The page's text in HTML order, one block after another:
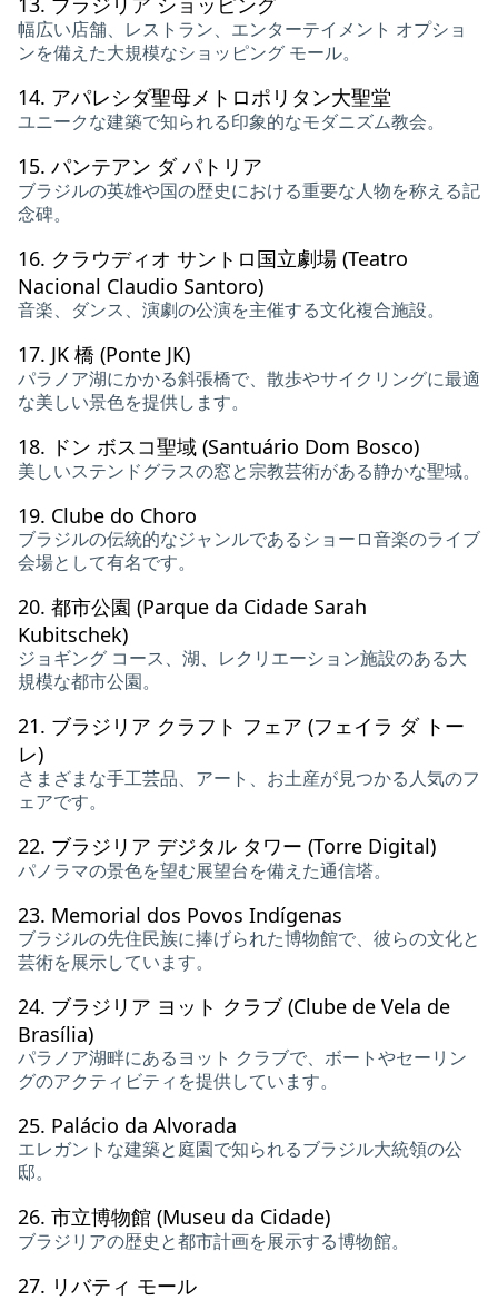
幅広い店舗、レストラン、エンターテイメント オプショ
ンを備えた大規模なショッピング モール。
14. アパレシダ聖母メトロポリタン大聖堂
ユニークな建築で知られる印象的なモダニズム教会。
15. パンテアン ダ パトリア
ブラジルの英雄や国の歴史における重要な人物を称える記
念碑。
16. クラウディオ サントロ国立劇場 (Teatro
Nacional Claudio Santoro)
音楽、ダンス、演劇の公演を主催する文化複合施設。
17. JK 橋 (Ponte JK)
パラノア湖にかかる斜張橋で、散歩やサイクリングに最適
な美しい景色を提供します。
18. ドン ボスコ聖域 (Santuário Dom Bosco)
美しいステンドグラスの窓と宗教芸術がある静かな聖域。
19. Clube do Choro
ブラジルの伝統的なジャンルであるショーロ音楽のライブ
会場として有名です。
20. 都市公園 (Parque da Cidade Sarah
Kubitschek)
ジョギング コース、湖、レクリエーション施設のある大
規模な都市公園。
21. ブラジリア クラフト フェア (フェイラ ダ トー
レ)
さまざまな手工芸品、アート、お土産が見つかる人気のフ
ェアです。
22. ブラジリア デジタル タワー (Torre Digital)
パノラマの景色を望む展望台を備えた通信塔。
23. Memorial dos Povos Indígenas
ブラジルの先住民族に捧げられた博物館で、彼らの文化と
芸術を展示しています。
24. ブラジリア ヨット クラブ (Clube de Vela de
Brasília)
パラノア湖畔にあるヨット クラブで、ボートやセーリン
グのアクティビティを提供しています。
25. Palácio da Alvorada
エレガントな建築と庭園で知られるブラジル大統領の公
邸。
26. 市立博物館 (Museu da Cidade)
ブラジリアの歴史と都市計画を展示する博物館。
27. リバティ モール